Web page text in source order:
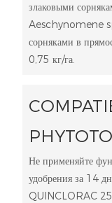
злаковыми
Aeschynomene
сорняками в
0,75 кг/га.
Не применяйте
удобрения за 14
QUINCLORAC